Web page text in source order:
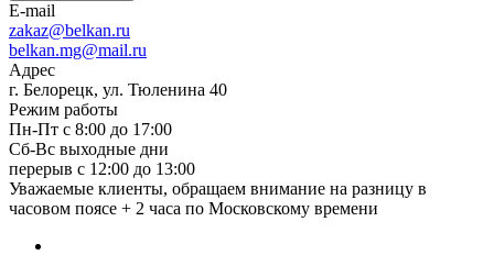
E-mail
zakaz@belkan.ru
belkan.mg@mail.ru
Адрес
г. Белорецк, ул. Тюленина 40
Режим работы
Пн-Пт с 8:00 до 17:00
Сб-Вс выходные дни
перерыв с 12:00 до 13:00
Уважаемые клиенты, обращаем внимание на разницу в
часовом поясе + 2 часа по Московскому времени